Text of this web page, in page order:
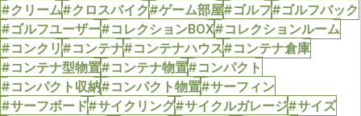
#クリーム#クロスバイク#ゲーム部屋#ゴルフ#ゴルフバック
#ゴルフユーザー#コレクションBOX#コレクションルーム
#コンクリ#コンテナ#コンテナハウス#コンテナ倉庫
#コンテナ型物置#コンテナ物置#コンパクト
#コンパクト収納#コンパクト物置#サーフィン
#サーフボード#サイクリング#サイクルガレージ#サイズ